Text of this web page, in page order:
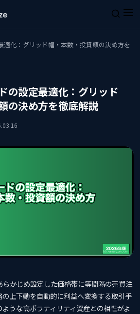
適化：グリッド幅・本数・投資額の決め方を
の設定最適化：グリッド
の決め方を徹底解説
かじめ設定した価格帯に等間隔の売買注
上下動を自動的に利益へ変換する取引手
うな高ボラティリティ資産との相性がよ